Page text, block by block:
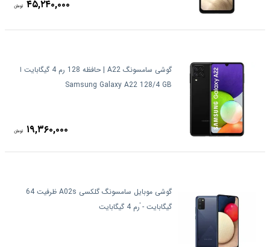
۴۵,۲۴۰,۰۰۰ تومان
گوشی سامسونگ A22 | حافظه 128 رم 4 گیگابایت ا
Samsung Galaxy A22 128/4 GB
۱۹,۳۶۰,۰۰۰ تومان
گوشی موبایل سامسونگ گلکسی A02s ظرفیت 64
گیگابایت - ٰرم 4 گیگابایت